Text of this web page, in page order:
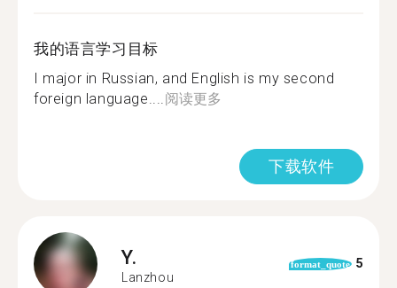
我的语言学习目标
I major in Russian, and English is my second
foreign language.... 阅读更多
下载软件
Y.
Lanzhou
format_quote 5